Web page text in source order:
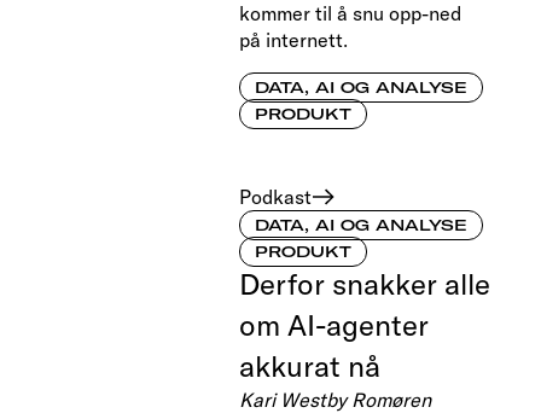
kommer til å snu opp-ned
på internett.
DATA, AI OG ANALYSE
PRODUKT
Podkast
DATA, AI OG ANALYSE
PRODUKT
Derfor snakker alle
om AI-agenter
akkurat nå
Kari Westby Romøren